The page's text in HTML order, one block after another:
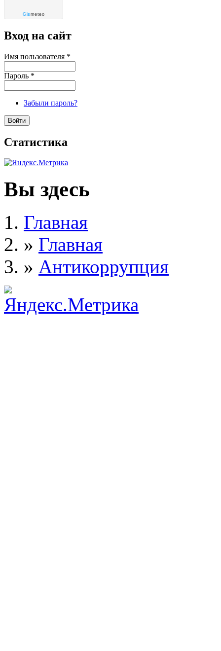
Gismeteo
Вход на сайт
Имя пользователя *
Пароль *
Забыли пароль?
Статистика
Вы здесь
Главная
» Главная
» Антикоррупция